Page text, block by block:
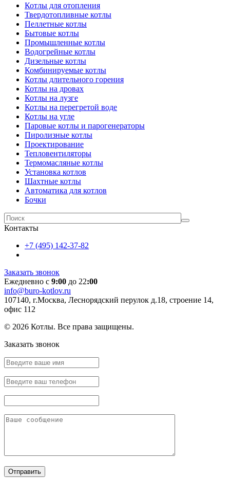
Котлы для отопления
Твердотопливные котлы
Пеллетные котлы
Бытовые котлы
Промышленные котлы
Водогрейные котлы
Дизельные котлы
Комбинируемые котлы
Котлы длительного горения
Котлы на дровах
Котлы на лузге
Котлы на перегретой воде
Котлы на угле
Паровые котлы и парогенераторы
Пиролизные котлы
Проектирование
Тепловентиляторы
Термомасляные котлы
Установка котлов
Шахтные котлы
Автоматика для котлов
Бочки
Контакты
+7 (495) 142-37-82
Заказать звонок
Ежедневно с 9:00 до 22:00
info@buro-kotlov.ru
107140, г.Москва, Леснорядский перулок д.18, строение 14,
офис 112
© 2026 Котлы. Все права защищены.
Заказать звонок